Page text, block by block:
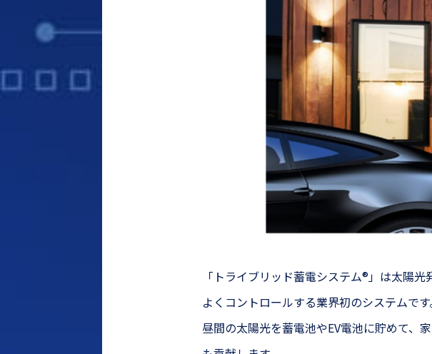
「トライブリッド蓄電システム®」は太陽
よくコントロールする業界初のシステムです
昼間の太陽光を蓄電池やEV電池に貯めて、